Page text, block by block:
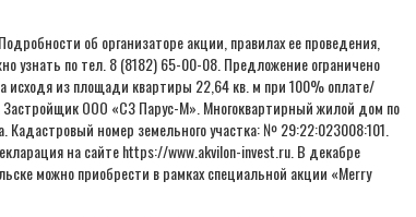
об организаторе акции, правилах ее проведения,
узнать по тел. 8 (8182) 65-00-08. Предложение ограничено
исходя из площади квартиры 22,64 кв. м при 100% оплате/
ООО «СЗ Парус-М». Многоквартирный жилой дом по
Кадастровый номер земельного участка: № 29:22:023008:101.
на сайте https://www.akvilon-invest.ru. В декабре
можно приобрести в рамках специальной акции «Merry